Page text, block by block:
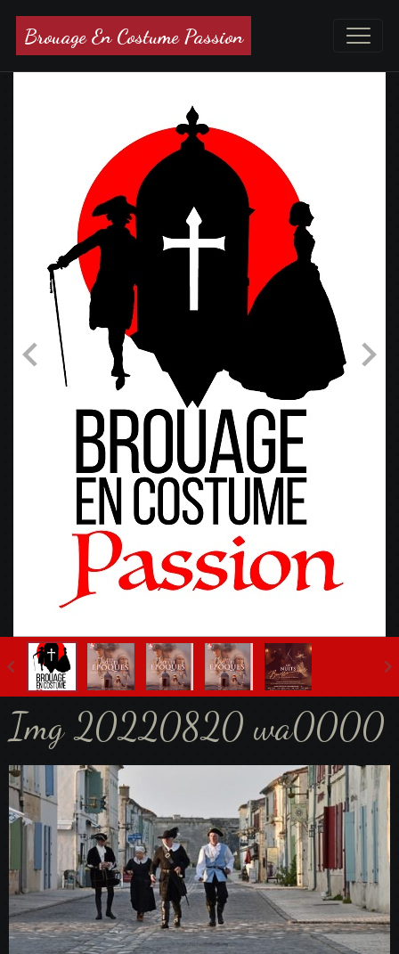
Brouage En Costume Passion
Img 20220820 wa0000